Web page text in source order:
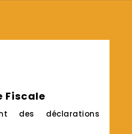
Fiscale
des déclarations